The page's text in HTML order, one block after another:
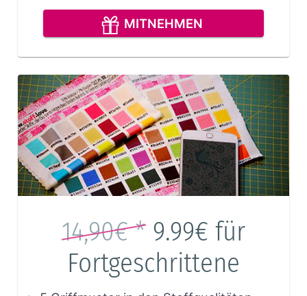
MITNEHMEN
14,90€ * 9.99€ für
Fortgeschrittene